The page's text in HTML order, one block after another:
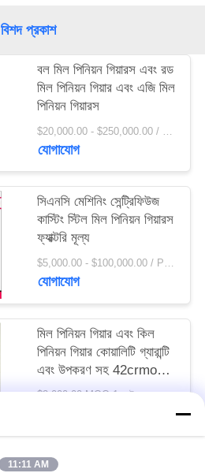
বিশদ প্রকাশ
বল মিল পিনিয়ন গিয়ারস এবং রড
মিল পিনিয়ন গিয়ার এবং এজি মিল
পিনিয়ন গিয়ারস
$20,000.00 - $250,000.00 / Set MOQ:1 সেট / সেট
যোগাযোগ
সিএনসি মেশিনিং সেন্ট্রিফিউজ
কাস্টিং স্টিল মিল পিনিয়ন গিয়ারস
ফ্যাক্টরি মূল্য
$5,000.00 - $100,000.00 / Piece MOQ:1.0 পিস / টুকরা
যোগাযোগ
মিল পিনিয়ন গিয়ার এবং কিল
পিনিয়ন গিয়ার কোয়ালিটি গ্যারান্টি
এবং উপকরণ সহ 42crmo
স্টিল
$2,000.00 MOQ:1 সেট
11:11 AM